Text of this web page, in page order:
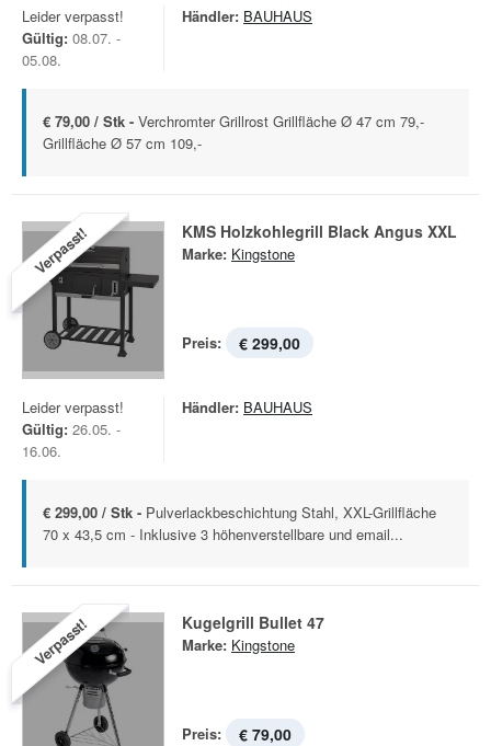
Leider verpasst!
Gültig: 08.07. -
05.08.
Händler: BAUHAUS
€ 79,00 / Stk - Verchromter Grillrost Grillfläche Ø 47 cm 79,-
Grillfläche Ø 57 cm 109,-
Verpasst! KMS Holzkohlegrill Black Angus XXL
Marke: Kingstone
Preis: € 299,00
Leider verpasst!
Gültig: 26.05. -
16.06.
Händler: BAUHAUS
€ 299,00 / Stk - Pulverlackbeschichtung Stahl, XXL-Grillfläche
70 x 43,5 cm - Inklusive 3 höhenverstellbare und email...
Verpasst! Kugelgrill Bullet 47
Marke: Kingstone
Preis: € 79,00